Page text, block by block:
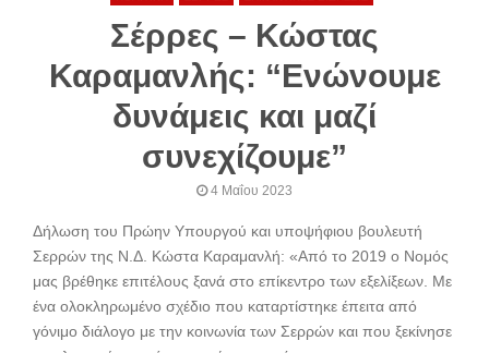
Σέρρες – Κώστας
Καραμανλής: “Ενώνουμε
δυνάμεις και μαζί
συνεχίζουμε”
4 Μαΐου 2023
Δήλωση του Πρώην Υπουργού και υποψήφιου βουλευτή
Σερρών της Ν.Δ. Κώστα Καραμανλή: «Από το 2019 ο Νομός
μας βρέθηκε επιτέλους ξανά στο επίκεντρο των εξελίξεων. Με
ένα ολοκληρωμένο σχέδιο που καταρτίστηκε έπειτα από
γόνιμο διάλογο με την κοινωνία των Σερρών και που ξεκίνησε